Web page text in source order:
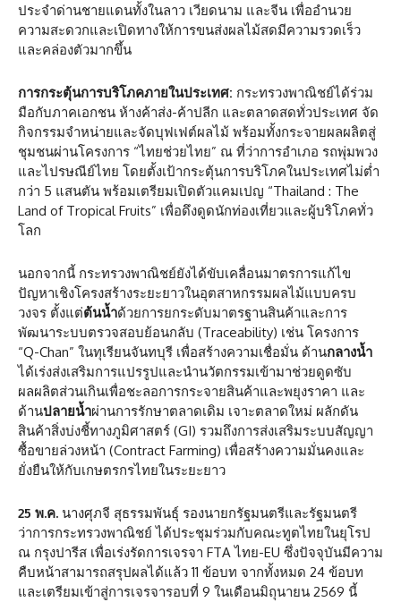
ประจำด่านชายแดนทั้งในลาว เวียดนาม และจีน เพื่ออำนวย
ความสะดวกและเปิดทางให้การขนส่งผลไม้สดมีความรวดเร็ว
และคล่องตัวมากขึ้น
การกระตุ้นการบริโภคภายในประเทศ: กระทรวงพาณิชย์ได้ร่วม
มือกับภาคเอกชน ห้างค้าส่ง-ค้าปลีก และตลาดสดทั่วประเทศ จัด
กิจกรรมจำหน่ายและจัดบุฟเฟต์ผลไม้ พร้อมทั้งกระจายผลผลิตสู่
ชุมชนผ่านโครงการ “ไทยช่วยไทย” ณ ที่ว่าการอำเภอ รถพุ่มพวง
และไปรษณีย์ไทย โดยตั้งเป้ากระตุ้นการบริโภคในประเทศไม่ต่ำ
กว่า 5 แสนตัน พร้อมเตรียมเปิดตัวแคมเปญ “Thailand : The
Land of Tropical Fruits” เพื่อดึงดูดนักท่องเที่ยวและผู้บริโภคทั่ว
โลก
นอกจากนี้ กระทรวงพาณิชย์ยังได้ขับเคลื่อนมาตรการแก้ไข
ปัญหาเชิงโครงสร้างระยะยาวในอุตสาหกรรมผลไม้แบบครบ
วงจร ตั้งแต่ต้นน้ำด้วยการยกระดับมาตรฐานสินค้าและการ
พัฒนาระบบตรวจสอบย้อนกลับ (Traceability) เช่น โครงการ
“Q-Chan” ในทุเรียนจันทบุรี เพื่อสร้างความเชื่อมั่น ด้านกลางน้ำ
ได้เร่งส่งเสริมการแปรรูปและนำนวัตกรรมเข้ามาช่วยดูดซับ
ผลผลิตส่วนเกินเพื่อชะลอการกระจายสินค้าและพยุงราคา และ
ด้านปลายน้ำผ่านการรักษาตลาดเดิม เจาะตลาดใหม่ ผลักดัน
สินค้าสิ่งบ่งชี้ทางภูมิศาสตร์ (GI) รวมถึงการส่งเสริมระบบสัญญา
ซื้อขายล่วงหน้า (Contract Farming) เพื่อสร้างความมั่นคงและ
ยั่งยืนให้กับเกษตรกรไทยในระยะยาว
25 พ.ค. นางศุภจี สุธรรมพันธุ์ รองนายกรัฐมนตรีและรัฐมนตรี
ว่าการกระทรวงพาณิชย์ ได้ประชุมร่วมกับคณะทูตไทยในยุโรป
ณ กรุงปารีส เพื่อเร่งรัดการเจรจา FTA ไทย-EU ซึ่งปัจจุบันมีความ
คืบหน้าสามารถสรุปผลได้แล้ว 11 ข้อบท จากทั้งหมด 24 ข้อบท
และเตรียมเข้าสู่การเจรจารอบที่ 9 ในเดือนมิถุนายน 2569 นี้